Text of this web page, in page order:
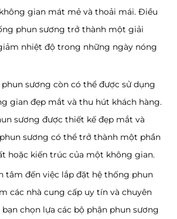
gian mát mẻ và thoải mái. Điều
phun sương trở thành một giải
nhiệt độ trong những ngày nóng
sương còn có thể được sử dụng
gian đẹp mắt và thu hút khách hàng.
sương được thiết kế đẹp mắt và
sương có thể trở thành một phần
hoặc kiến trúc của một không gian.
tâm đến việc lắp đặt hệ thống phun
các nhà cung cấp uy tín và chuyên
chọn lựa các bộ phận phun sương